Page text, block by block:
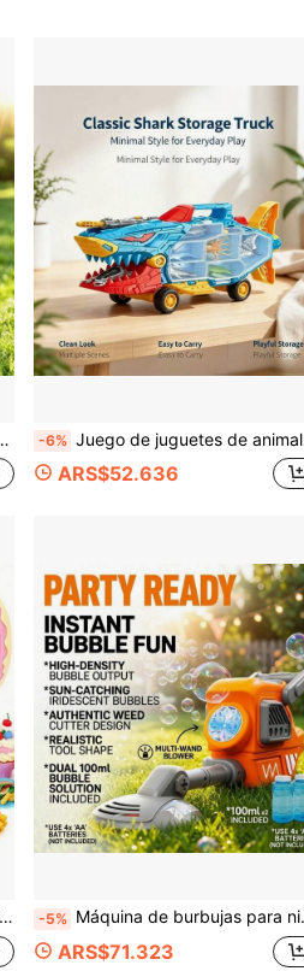
-6% Juego de juguetes de animales marinos con submarino de almacenamiento Megalodon, compartimento de almacenamiento transparente que puede almacenar múltiples modelos de criaturas submarinas, figuras realistas de tiburón, tortuga, pulpo, león marino, juguete de escena de escritorio de juego de agua interactivo para padres e hijos, regalo ideal para el Día del Niño, cumpleaños, Año Nuevo
ARS$52.636
-5% Máquina de burbujas para niños con forma de cortacésped, máquina de burbujas automática alimentada por batería con luces LED, adecuada para juegos de jardinería al aire libre en el jardín para niños pequeños, perfecta para regalos de fiestas de cumpleaños de verano y juegos en el patio
ARS$71.323